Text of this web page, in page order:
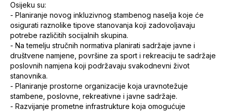
Osijeku su:
- Planiranje novog inkluzivnog stambenog naselja koje će
osigurati raznolike tipove stanovanja koji zadovoljavaju
potrebe različitih socijalnih skupina.
- Na temelju stručnih normativa planirati sadržaje javne i
društvene namjene, površine za sport i rekreaciju te sadržaje
poslovnih namjena koji podržavaju svakodnevni život
stanovnika.
- Planiranje prostorne organizacije koja uravnotežuje
stambene, poslovne, rekreativne i javne sadržaje.
- Razvijanje prometne infrastrukture koja omogućuje